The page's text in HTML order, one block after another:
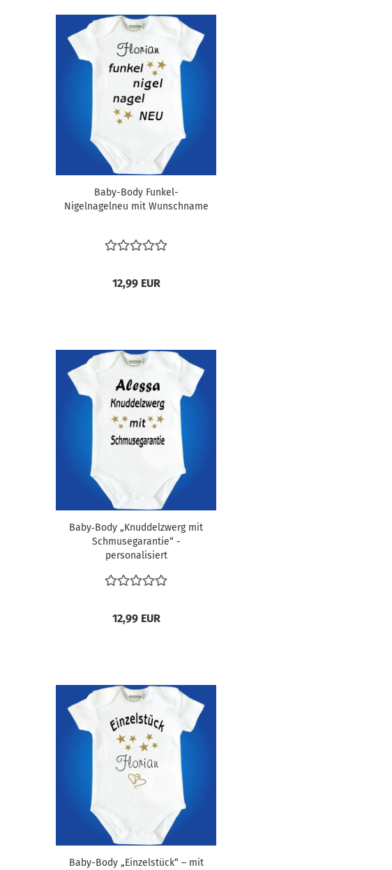
Baby-Body Funkel-
Nigelnagelneu mit Wunschname
12,99 EUR
Baby‑Body „Knuddelzwerg mit
Schmusegarantie“ -
personalisiert
12,99 EUR
Baby-Body „Einzelstück“ – mit